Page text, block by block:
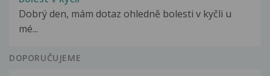
Dobrý den, mám dotaz ohledně bolesti v kyčli u
mé...
DOPORUČUJEME